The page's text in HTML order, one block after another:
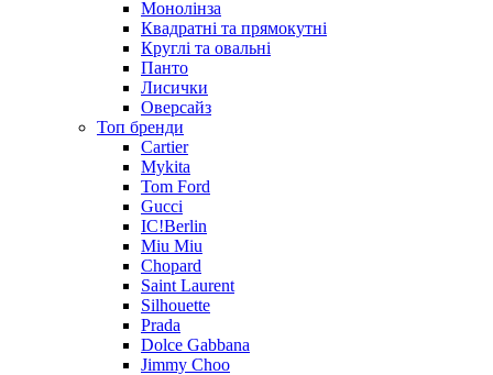
Монолінза
Квадратні та прямокутні
Круглі та овальні
Панто
Лисички
Оверсайз
Топ бренди
Cartier
Mykita
Tom Ford
Gucci
IC!Berlin
Miu Miu
Chopard
Saint Laurent
Silhouette
Prada
Dolce Gabbana
Jimmy Choo